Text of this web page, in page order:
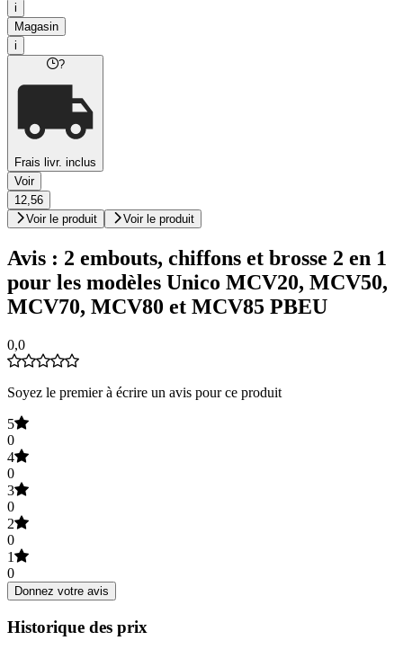
i
Magasin
i
?
Frais livr. inclus
Voir
12,56
Voir le produit
Voir le produit
Avis : 2 embouts, chiffons et brosse 2 en 1
pour les modèles Unico MCV20, MCV50,
MCV70, MCV80 et MCV85 PBEU
0,0
Soyez le premier à écrire un avis pour ce produit
5
0
4
0
3
0
2
0
1
0
Donnez votre avis
Historique des prix